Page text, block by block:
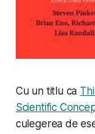
Cu un titlu ca
Scientific
culegerea de